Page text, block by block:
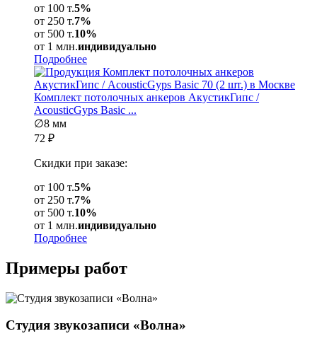
от 100 т.5%
от 250 т.7%
от 500 т.10%
от 1 млн.индивидуально
Подробнее
Комплект потолочных анкеров АкустикГипс /
AcousticGyps Basic ...
∅8 мм
72 ₽
Скидки при заказе:
от 100 т.5%
от 250 т.7%
от 500 т.10%
от 1 млн.индивидуально
Подробнее
Примеры работ
Студия звукозаписи «Волна»